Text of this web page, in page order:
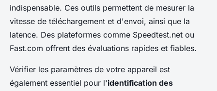
indispensable. Ces outils permettent de mesurer la
vitesse de téléchargement et d'envoi, ainsi que la
latence. Des plateformes comme Speedtest.net ou
Fast.com offrent des évaluations rapides et fiables.
Vérifier les paramètres de votre appareil est
également essentiel pour l'identification des